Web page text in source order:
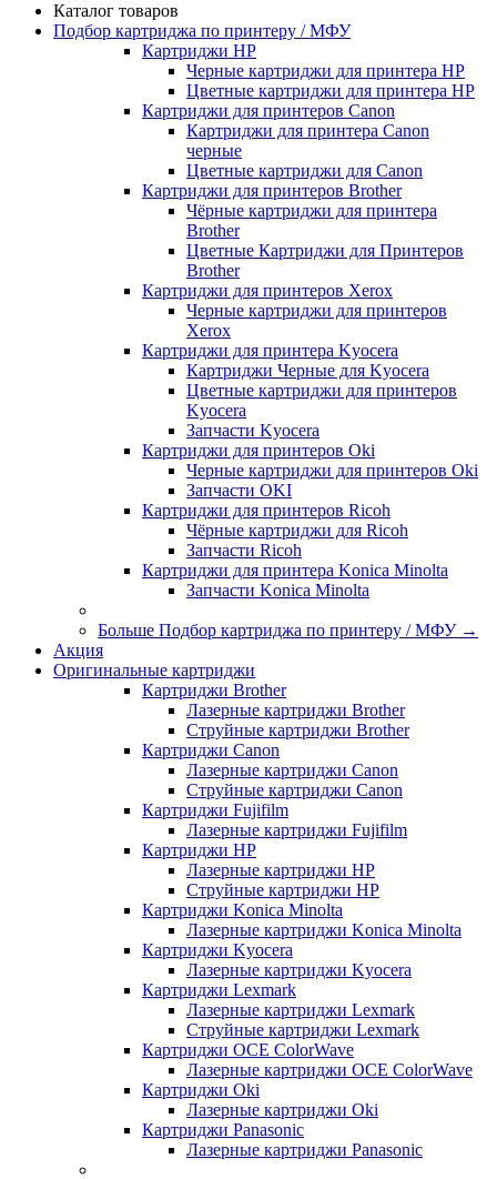
Каталог товаров
Подбор картриджа по принтеру / МФУ
Картриджи HP
Черные картриджи для принтера HP
Цветные картриджи для принтера HP
Картриджи для принтеров Сanon
Картриджи для принтера Сanon
черные
Цветные картриджи для Сanon
Картриджи для принтеров Brother
Чёрные картриджи для принтера
Brother
Цветные Картриджи для Принтеров
Brother
Картриджи для принтеров Xerox
Черные картриджи для принтеров
Xerox
Картриджи для принтера Kyocera
Картриджи Черные для Kyocera
Цветные картриджи для принтеров
Kyocera
Запчасти Kyocera
Картриджи для принтеров Oki
Черные картриджи для принтеров Oki
Запчасти OKI
Картриджи для принтеров Ricoh
Чёрные картриджи для Ricoh
Запчасти Ricoh
Картриджи для принтера Konica Minolta
Запчасти Koniсa Minolta
Больше Подбор картриджа по принтеру / МФУ →
Акция
Оригинальные картриджи
Картриджи Brother
Лазерные картриджи Brother
Струйные картриджи Brother
Картриджи Canon
Лазерные картриджи Canon
Струйные картриджи Canon
Картриджи Fujifilm
Лазерные картриджи Fujifilm
Картриджи HP
Лазерные картриджи HP
Струйные картриджи HP
Картриджи Konica Minolta
Лазерные картриджи Konica Minolta
Картриджи Kyocera
Лазерные картриджи Kyocera
Картриджи Lexmark
Лазерные картриджи Lexmark
Струйные картриджи Lexmark
Картриджи OCE ColorWave
Лазерные картриджи OCE ColorWave
Картриджи Oki
Лазерные картриджи Oki
Картриджи Panasonic
Лазерные картриджи Panasonic